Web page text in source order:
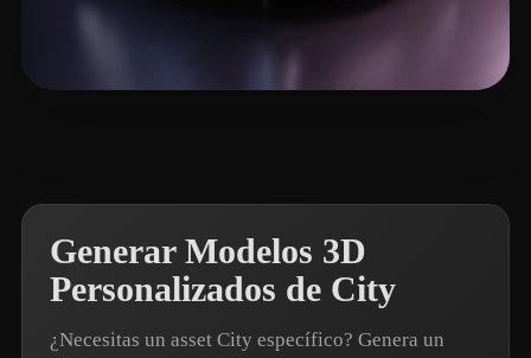
Generar Modelos 3D
Personalizados de City
¿Necesitas un asset City específico? Genera un